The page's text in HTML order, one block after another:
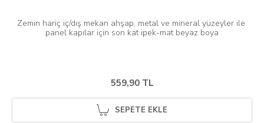
Zemin hariç iç/dış mekan ahşap, metal ve mineral yüzeyler ile
559,90 TL
SEPETE EKLE